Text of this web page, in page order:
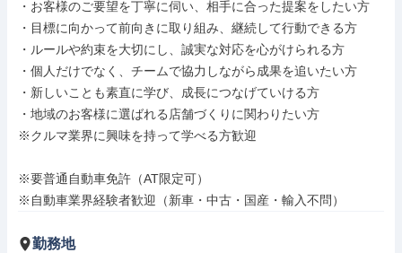
・お客様のご要望を丁寧に伺い、相手に合った提案をしたい方
・目標に向かって前向きに取り組み、継続して行動できる方
・ルールや約束を大切にし、誠実な対応を心がけられる方
・個人だけでなく、チームで協力しながら成果を追いたい方
・新しいことも素直に学び、成長につなげていける方
・地域のお客様に選ばれる店舗づくりに関わりたい方
※クルマ業界に興味を持って学べる方歓迎
※要普通自動車免許（AT限定可）
※自動車業界経験者歓迎（新車・中古・国産・輸入不問）
勤務地